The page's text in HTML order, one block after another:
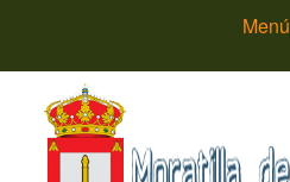
Menú